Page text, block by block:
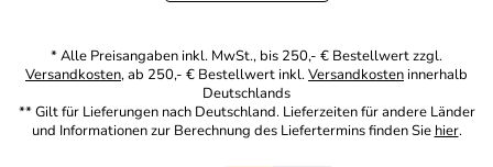
* Alle Preisangaben inkl. MwSt., bis 250,- € Bestellwert zzgl.
Versandkosten, ab 250,- € Bestellwert inkl.Versandkosten innerhalb
Deutschlands
** Gilt für Lieferungen nach Deutschland. Lieferzeiten für andere Länder
und Informationen zur Berechnung des Liefertermins finden Sie hier.